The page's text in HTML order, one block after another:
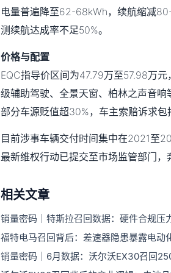
电量普遍降至62-68kWh，续航缩减
测续航达成率不足50%。
价格与配置
EQC指导价区间为47.79万至57.98万
级辅助驾驶、全景天窗、柏林之声音响
部分车源贬值超30%，车主索赔诉求包
目前涉事车辆交付时间集中在2021至
最新维权行动已提交至市场监管部门，
相关文章
销量密码｜特斯拉召回数据：硬件合规压
福特电马召回背后：差速器隐患暴露电动
销量密码｜6月数据：沃尔沃EX30召回